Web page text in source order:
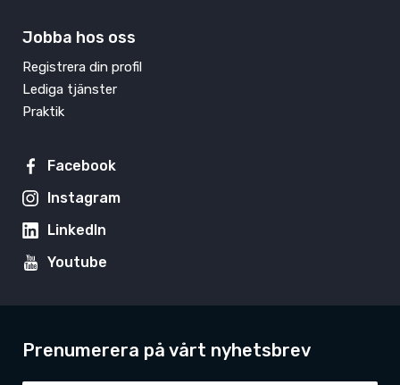
Jobba hos oss
Registrera din profil
Lediga tjänster
Praktik
Facebook
Instagram
LinkedIn
Youtube
Prenumerera på vårt nyhetsbrev